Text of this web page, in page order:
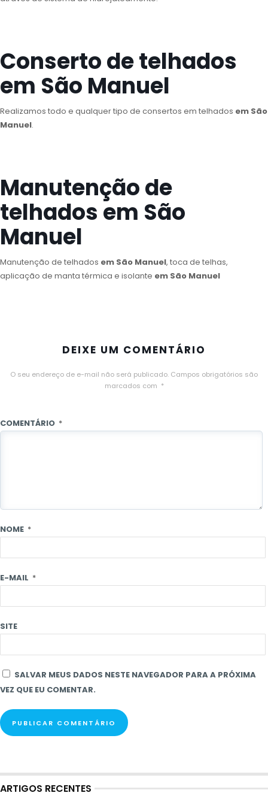
Conserto de telhados
em São Manuel
Realizamos todo e qualquer tipo de consertos em telhados em São
Manuel.
Manutenção de
telhados em São
Manuel
Manutenção de telhados em São Manuel, toca de telhas,
aplicação de manta térmica e isolante em São Manuel
DEIXE UM COMENTÁRIO
O seu endereço de e-mail não será publicado. Campos obrigatórios são
marcados com *
COMENTÁRIO *
NOME *
E-MAIL *
SITE
SALVAR MEUS DADOS NESTE NAVEGADOR PARA A PRÓXIMA
VEZ QUE EU COMENTAR.
ARTIGOS RECENTES